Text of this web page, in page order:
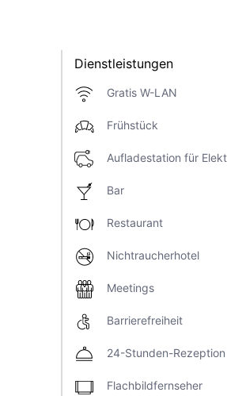
Dienstleistungen
Gratis W-LAN
Frühstück
Aufladestation für
Bar
Restaurant
Nichtraucherhotel
Meetings
Barrierefreiheit
24-Stunden-Rezeption
Flachbildfernseher